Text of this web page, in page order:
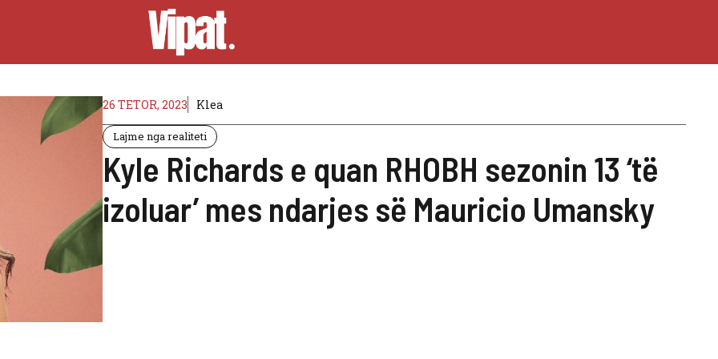
26 TETOR, 2023 Klea
Lajme nga realiteti
Kyle Richards e quan RHOBH sezonin 13 ‘të
izoluar’ mes ndarjes së Mauricio Umansky